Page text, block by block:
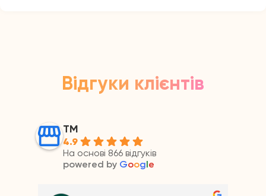
Відгуки клієнтів
ТМ
4.9
На основі 866 відгуків
powered by Google